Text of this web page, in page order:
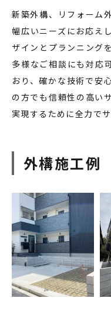
新築外構、リフォーム
幅広いニーズにお応え
ザインとプランニング
多様なご相談にも対応
おり、確かな技術で安
の方でも信頼性の高い
実現するために全力で
外構施工例